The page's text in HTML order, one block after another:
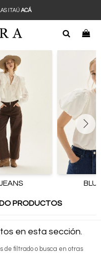
ITAÚACÁ
PRODUCTOS
en esta sección.
de filtrado o busca en otras